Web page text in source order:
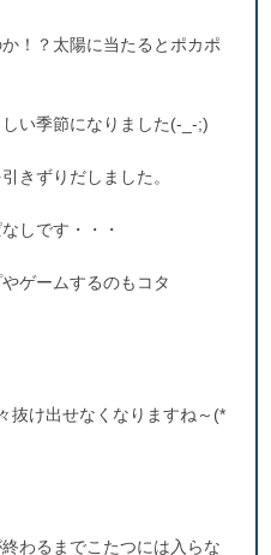
！？太陽に当たるとポカポ
い季節になりました(-_-;)
きずりだしました。
しです・・・
ゲームするのもコタ
抜け出せなくなりますね～(*
わるまでこたつには入らな